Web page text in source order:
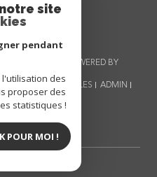
| TRADUCTION POWERED BY
|
MENTIONS LÉGALES
ADMIN
RGPD COOKIES
site
pendant
des
proposer des
statistiques !
POUR MOI !